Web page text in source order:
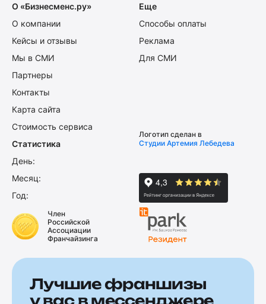
О «Бизнесменс.ру»
О компании
Кейсы и отзывы
Мы в СМИ
Партнеры
Контакты
Карта сайта
Стоимость сервиса
Еще
Способы оплаты
Реклама
Для СМИ
Статистика
День:
Месяц:
Год:
Логотип сделан в
Студии Артемия Лебедева
Член
Российской
Ассоциации
Франчайзинга
Лучшие франшизы
у вас в мессенджере